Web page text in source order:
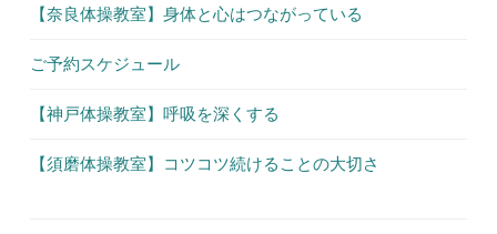
【奈良体操教室】身体と心はつながっている
ご予約スケジュール
【神戸体操教室】呼吸を深くする
【須磨体操教室】コツコツ続けることの大切さ